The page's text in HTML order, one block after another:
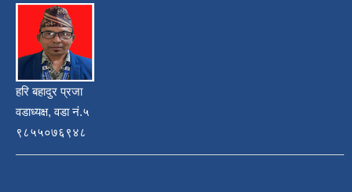
हरि बहादुर प्रजा
वडाध्यक्ष, वडा नं.५
९८५५०७६९४८